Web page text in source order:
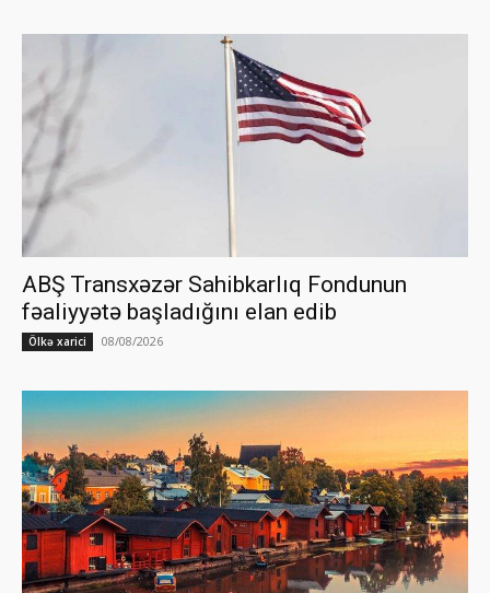
ABŞ Transxəzər Sahibkarlıq Fondunun
fəaliyyətə başladığını elan edib
Ölkə xarici 08/08/2026